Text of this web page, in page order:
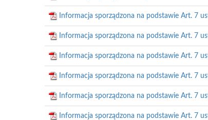
Informacja sporządzona na podstawie Art. 7
Informacja sporządzona na podstawie Art. 7
Informacja sporządzona na podstawie Art. 7
Informacja sporządzona na podstawie Art. 7
Informacja sporządzona na podstawie Art. 7
Informacja sporządzona na podstawie Art. 7